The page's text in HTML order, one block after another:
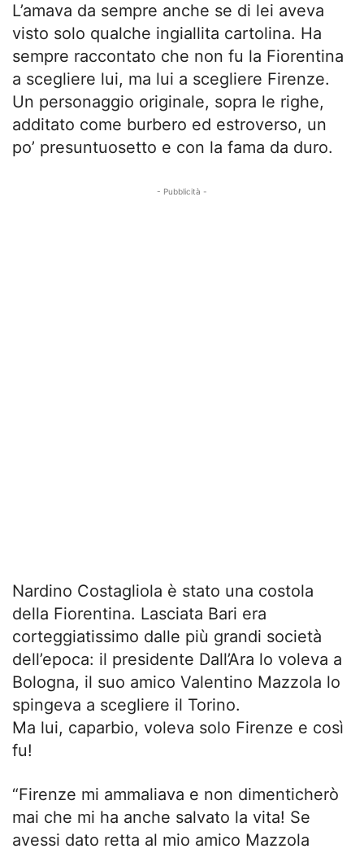
L’amava da sempre anche se di lei aveva
visto solo qualche ingiallita cartolina. Ha
sempre raccontato che non fu la Fiorentina
a scegliere lui, ma lui a scegliere Firenze.
Un personaggio originale, sopra le righe,
additato come burbero ed estroverso, un
po’ presuntuosetto e con la fama da duro.
- Pubblicità -
Nardino Costagliola è stato una costola
della Fiorentina. Lasciata Bari era
corteggiatissimo dalle più grandi società
dell’epoca: il presidente Dall’Ara lo voleva a
Bologna, il suo amico Valentino Mazzola lo
spingeva a scegliere il Torino.
Ma lui, caparbio, voleva solo Firenze e così
fu!
“Firenze mi ammaliava e non dimenticherò
mai che mi ha anche salvato la vita! Se
avessi dato retta al mio amico Mazzola